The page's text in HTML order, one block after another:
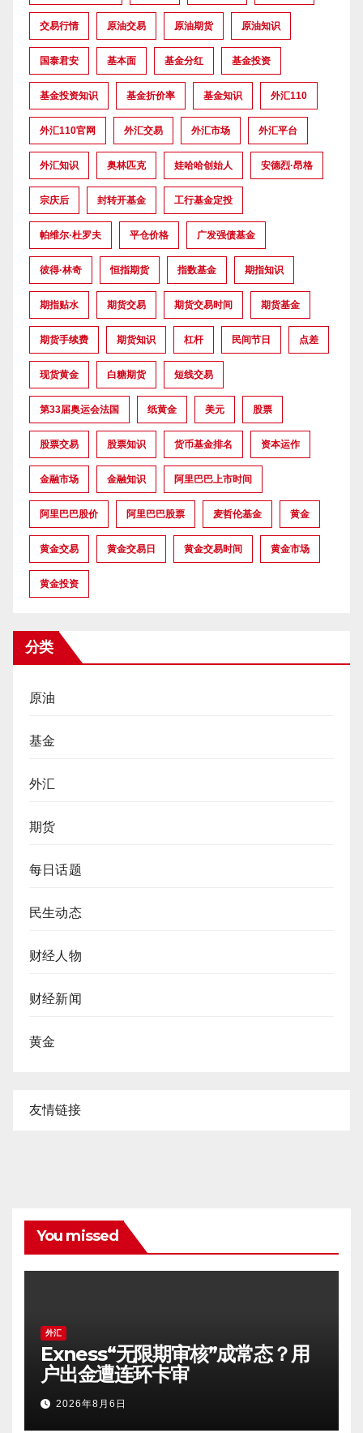
交易行情 原油交易 原油期货 原油知识
国泰君安 基本面 基金分红 基金投资
基金投资知识 基金折价率 基金知识 外汇110
外汇110官网 外汇交易 外汇市场 外汇平台
外汇知识 奥林匹克 娃哈哈创始人 安德烈·昂格
宗庆后 封转开基金 工行基金定投
帕维尔·杜罗夫 平仓价格 广发强债基金
彼得·林奇 恒指期货 指数基金 期指知识
期指贴水 期货交易 期货交易时间 期货基金
期货手续费 期货知识 杠杆 民间节日 点差
现货黄金 白糖期货 短线交易
第33届奥运会法国 纸黄金 美元 股票
股票交易 股票知识 货币基金排名 资本运作
金融市场 金融知识 阿里巴巴上市时间
阿里巴巴股价 阿里巴巴股票 麦哲伦基金 黄金
黄金交易 黄金交易日 黄金交易时间 黄金市场
黄金投资
分类
原油
基金
外汇
期货
每日话题
民生动态
财经人物
财经新闻
黄金
友情链接
You missed
外汇
Exness“无限期审核”成常态？用
户出金遭连环卡审
2026年8月6日